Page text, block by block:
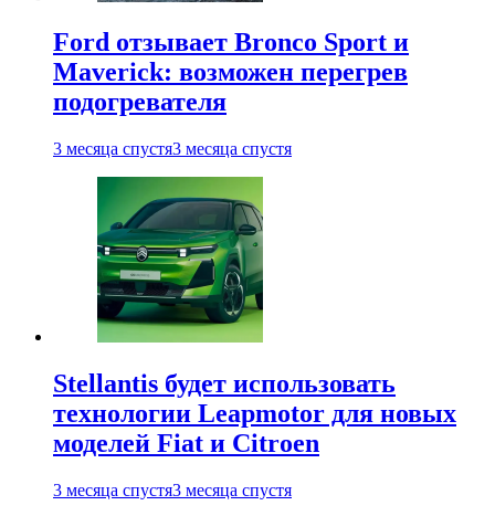
Ford отзывает Bronco Sport и
Maverick: возможен перегрев
подогревателя
3 месяца спустя3 месяца спустя
Stellantis будет использовать
технологии Leapmotor для новых
моделей Fiat и Citroen
3 месяца спустя3 месяца спустя